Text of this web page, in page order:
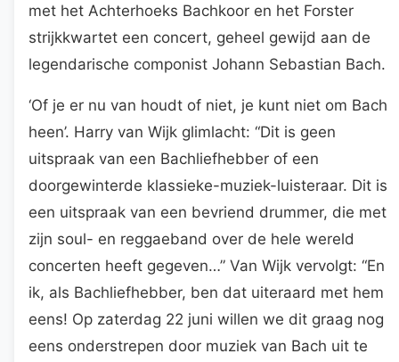
met het Achterhoeks Bachkoor en het Forster
strijkkwartet een concert, geheel gewijd aan de
legendarische componist Johann Sebastian Bach.
‘Of je er nu van houdt of niet, je kunt niet om Bach
heen’. Harry van Wijk glimlacht: “Dit is geen
uitspraak van een Bachliefhebber of een
doorgewinterde klassieke-muziek-luisteraar. Dit is
een uitspraak van een bevriend drummer, die met
zijn soul- en reggaeband over de hele wereld
concerten heeft gegeven…” Van Wijk vervolgt: “En
ik, als Bachliefhebber, ben dat uiteraard met hem
eens! Op zaterdag 22 juni willen we dit graag nog
eens onderstrepen door muziek van Bach uit te